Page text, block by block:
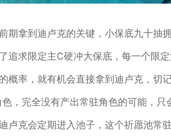
期拿到迪卢克的关键，小保底九十抽
追求限定主C硬冲大保底，每一个限
概率，就有机会直接拿到迪卢克，切
，完全没有产出常驻角色的可能，
卢克会定期进入池子，这个祈愿池常